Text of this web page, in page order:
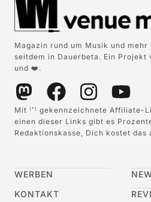
Magazin rund um Musik und mehr
seitdem in Dauerbeta. Ein Projekt
und ❤️.
Mit (*)
gekennzeichnete Affiliate-
einen dieser Links gibt es
Redaktionskasse, Dich kostet das
WERBEN
KONTAKT